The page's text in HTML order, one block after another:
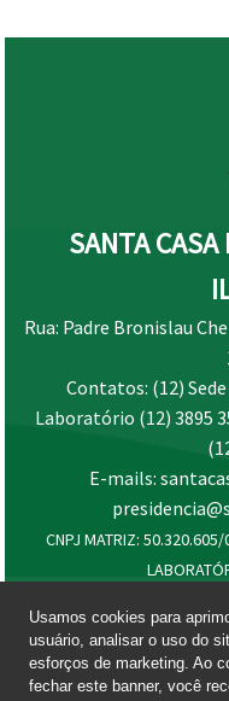
SANTA CASA
Rua: Padre Bronislau
Contatos: (12)
Laboratório (12) 3895
E-mails:
CNPJ MATRIZ:
Usamos cookies para
usuário, analisar o uso do
esforços de marketing. Ao
fechar este banner, você